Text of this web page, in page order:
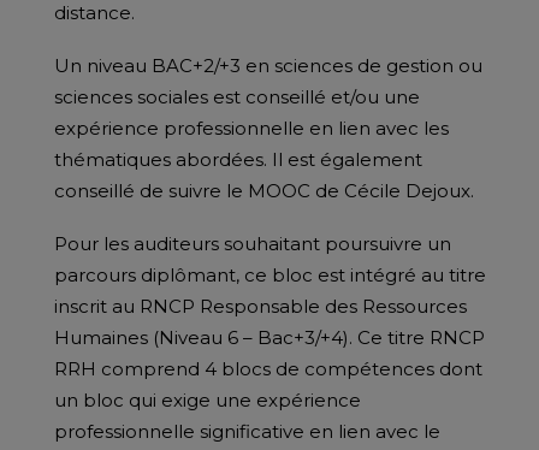
distance.
Un niveau BAC+2/+3 en sciences de gestion ou
sciences sociales est conseillé et/ou une
expérience professionnelle en lien avec les
thématiques abordées. Il est également
conseillé de suivre le MOOC de Cécile Dejoux.
Pour les auditeurs souhaitant poursuivre un
parcours diplômant, ce bloc est intégré au titre
inscrit au RNCP Responsable des Ressources
Humaines (Niveau 6 – Bac+3/+4). Ce titre RNCP
RRH comprend 4 blocs de compétences dont
un bloc qui exige une expérience
professionnelle significative en lien avec le